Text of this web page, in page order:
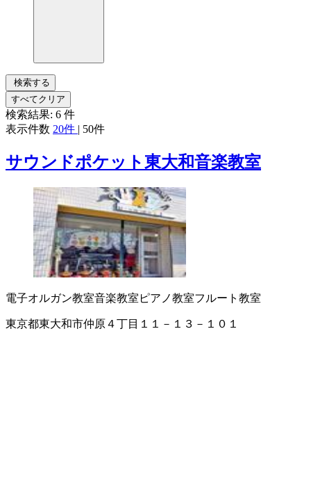
検索する
すべてクリア
検索結果: 6 件
表示件数 20件 | 50件
サウンドポケット東大和音楽教室
電子オルガン教室音楽教室 ピアノ教室フルート教室
東京都東大和市仲原４丁目１１－１３－１０１